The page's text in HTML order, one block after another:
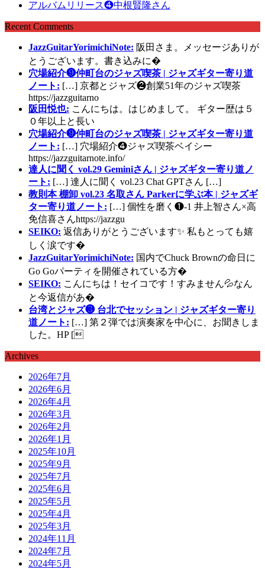
アルバムリリース❹中根賢隆さん
Recent Comments
JazzGuitarYorimichiNote: 阪田さま。メッセージありが
とうございます。書き込みに�
穴場紹介❾仲町台のジャズ喫茶 | ジャズギター寄り道
ノート: […] 京都とジャズ❷創業51年のジャズ喫茶
https://jazzguitarno
阪田悦也: こんにちは。はじめまして。 ギター歴は５
０年以上と長い
穴場紹介❾仲町台のジャズ喫茶 | ジャズギター寄り道
ノート: […] 穴場紹介❹ジャズ喫茶ベイシー
https://jazzguitarnote.info/
達人に聞く vol.29 Geminiさん | ジャズギター寄り道ノ
ート: […] 達人に聞く vol.23 Chat GPTさん […]
教則本 棚卸 vol.23 名取さん Parkerに学ぶ本 | ジャズギ
ター寄り道ノート: […] 個性を磨く❶-1 井上智さん×高
免信喜さんhttps://jazzgu
SEIKO: 返信ありがとうございます✨ 私もとっても嬉
しく涙です�
JazzGuitarYorimichiNote: 国内でChuck Brownの命日に
Go Goパーティを開催されている方�
SEIKO: こんにちは！セイコです！すみません💦なん
と今返信があ�
台湾とジャズ❸ 台北でセッション | ジャズギター寄り
道ノート: […] 第２弾では演奏家を中心に、お聞きしま
した。HP [
Archives
2026年7月
2026年6月
2026年4月
2026年3月
2026年2月
2026年1月
2025年10月
2025年9月
2025年7月
2025年6月
2025年5月
2025年4月
2025年3月
2024年11月
2024年7月
2024年5月